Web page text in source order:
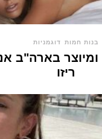
בנות חמות דוגמניות
ומיוצר בארה"ב
ריזו